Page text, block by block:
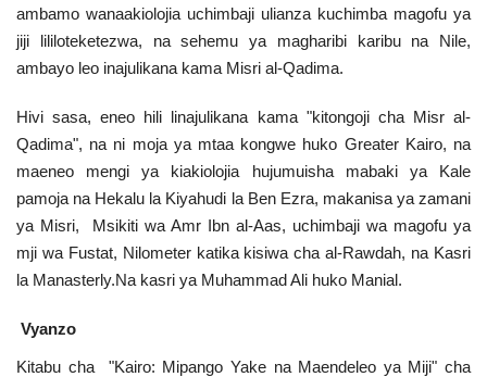
ambamo wanaakiolojia uchimbaji ulianza kuchimba magofu ya
jiji lililoteketezwa, na sehemu ya magharibi karibu na Nile,
ambayo leo inajulikana kama Misri al-Qadima.
Hivi sasa, eneo hili linajulikana kama "kitongoji cha Misr al-
Qadima", na ni moja ya mtaa kongwe huko Greater Kairo, na
maeneo mengi ya kiakiolojia hujumuisha mabaki ya Kale
pamoja na Hekalu la Kiyahudi la Ben Ezra, makanisa ya zamani
ya Misri, Msikiti wa Amr Ibn al-Aas, uchimbaji wa magofu ya
mji wa Fustat, Nilometer katika kisiwa cha al-Rawdah, na Kasri
la Manasterly.Na kasri ya Muhammad Ali huko Manial.
Vyanzo
Kitabu cha "Kairo: Mipango Yake na Maendeleo ya Miji" cha